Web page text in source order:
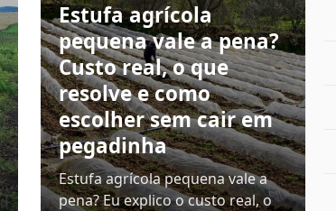
Estufa agrícola
pequena vale a pena?
Custo real, o que
resolve e como
escolher sem cair em
pegadinha
Estufa agrícola pequena vale a
pena? Eu explico o custo real, o